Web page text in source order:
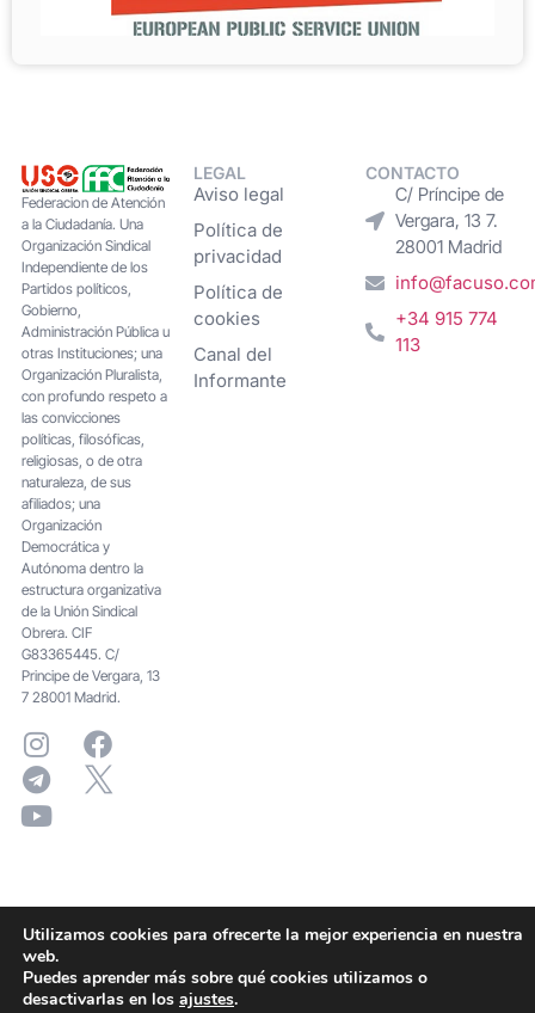
Federacion de Atención
a la Ciudadanía. Una
Organización Sindical
Independiente de los
Partidos políticos,
Gobierno,
Administración Pública u
otras Instituciones; una
Organización Pluralista,
con profundo respeto a
las convicciones
políticas, filosóficas,
religiosas, o de otra
naturaleza, de sus
afiliados; una
Organización
Democrática y
Autónoma dentro la
estructura organizativa
de la Unión Sindical
Obrera. CIF
G83365445. C/
Principe de Vergara, 13
7 28001 Madrid.
LEGAL
Aviso legal
Política de
privacidad
Política de
cookies
Canal del
Informante
CONTACTO
C/ Príncipe de
Vergara, 13 7.
28001 Madrid
+34 915 774
113
Utilizamos cookies para ofrecerte la mejor experiencia en nuestra
web.
Puedes aprender más sobre qué cookies utilizamos o
desactivarlas en los ajustes.